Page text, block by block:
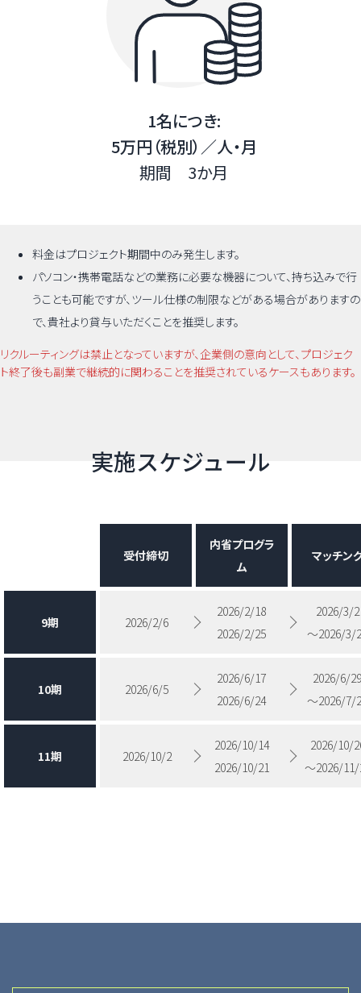
1名につき:
5万円 （税別）／人・月
期間 3か月
料金はプロジェクト期間中のみ発生します。
パソコン・携帯電話などの業務に必要な機器について、持ち込みで行
うことも可能ですが、ツール仕様の制限などがある場合がありますの
で、貴社より貸与いただくことを推奨します。
リクルーティングは禁止となっていますが、企業側の意向として、プロジェク
ト終了後も副業で継続的に関わることを推奨されているケースもあります。
実施スケジュール
受付締切
内省プログラ
ム
マッチン
9期 2026/2/6
2026/2/18
2026/2/25
2026/3/2
〜2026/3/
10期 2026/6/5
2026/6/17
2026/6/24
2026/6/29
〜2026/7/
11期 2026/10/2
2026/10/14
2026/10/21
2026/10/
〜2026/11/